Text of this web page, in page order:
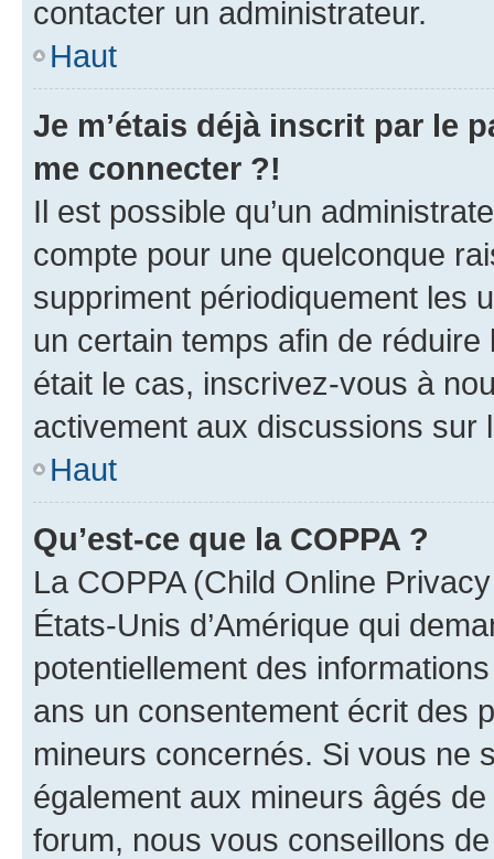
contacter un administrateur.
Haut
Je m’étais déjà inscrit par le
me connecter ?!
Il est possible qu’un
compte pour une quelconque
suppriment périodiquement les
un certain temps afin de
était le cas, inscrivez-vous à
activement aux discussions sur
Haut
Qu’est-ce que la COPPA ?
La COPPA (Child Online
États-Unis d’Amérique qui
potentiellement des
ans un consentement écrit des
mineurs concernés. Si vous ne
également aux mineurs âgés
forum, nous vous conseillons